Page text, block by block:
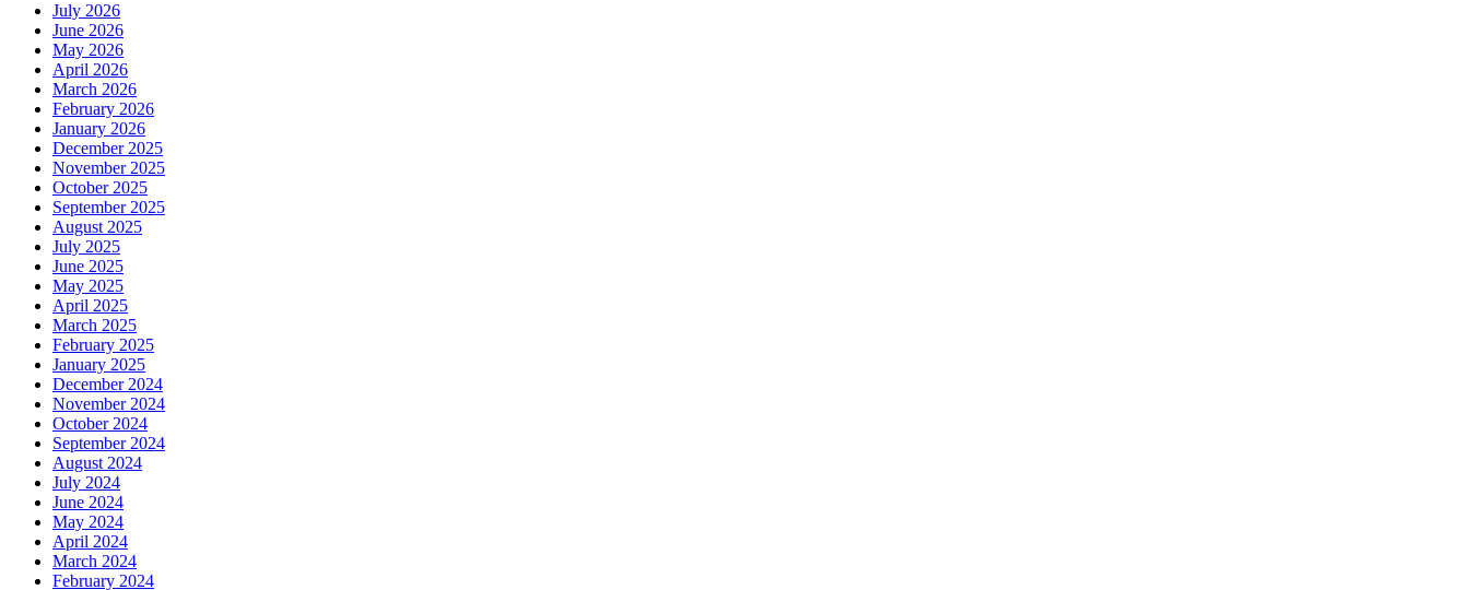
July 2026
June 2026
May 2026
April 2026
March 2026
February 2026
January 2026
December 2025
November 2025
October 2025
September 2025
August 2025
July 2025
June 2025
May 2025
April 2025
March 2025
February 2025
January 2025
December 2024
November 2024
October 2024
September 2024
August 2024
July 2024
June 2024
May 2024
April 2024
March 2024
February 2024